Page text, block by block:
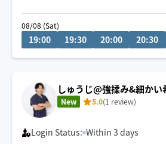
08/08 (Sat)
19:00 19:30 20:00 20:30
しゅうじ@強揉み&細かい
New 5.0(1 review)
Login Status: Within 3 days